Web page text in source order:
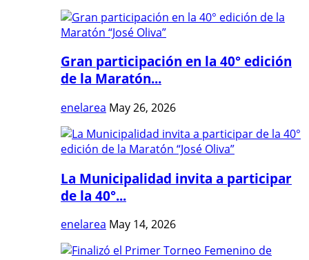
Gran participación en la 40° edición
de la Maratón...
enelarea May 26, 2026
La Municipalidad invita a participar
de la 40°...
enelarea May 14, 2026